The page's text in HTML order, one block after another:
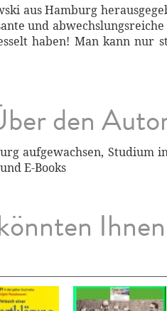
aus Hamburg
und
haben! Man kann nur
den
aufgewachsen, Studium
E-Books